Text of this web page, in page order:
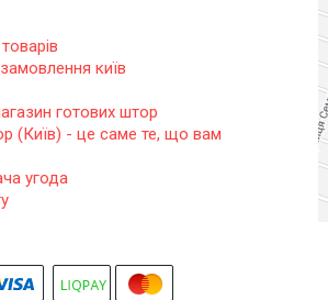
київ
готових штор
(Київ) - це саме те, що вам
угода